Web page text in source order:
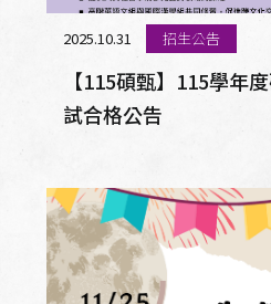
2025.10.31 招生公告
【115碩甄】115學年
試合格公告